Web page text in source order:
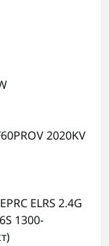
2020KV
ELRS 2.4G
1300-